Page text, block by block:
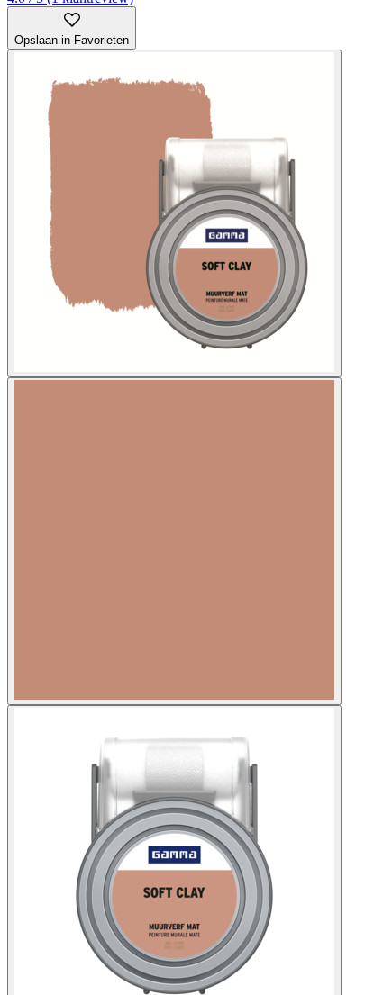
Opslaan in Favorieten